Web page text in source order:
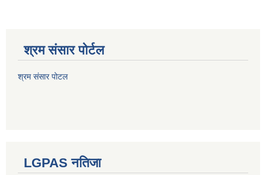
श्रम संसार पोर्टल
श्रम संसार पोटल
LGPAS नतिजा